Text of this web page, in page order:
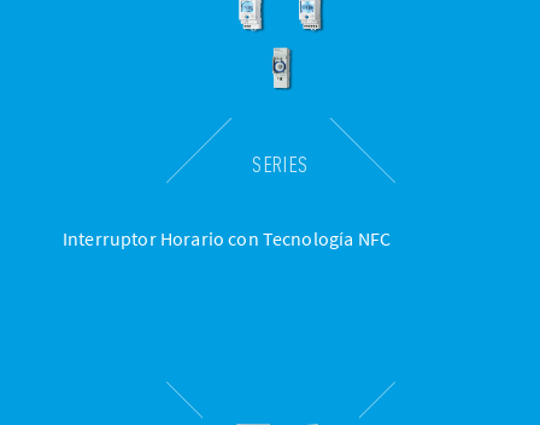
SERIES
Interruptor Horario con Tecnología NFC